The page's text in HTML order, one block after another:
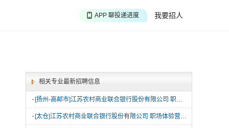
我要招人
APP 聊投递进度
相关专业最新招聘信息
· [扬州-高邮市]江苏农村商业联合银行股份有限公司 职场体验营-40名
· [太仓]江苏农村商业联合银行股份有限公司 职场体验营-40名